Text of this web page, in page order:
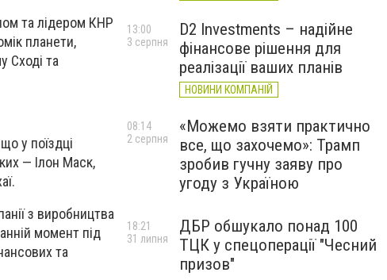
та лідером КНР
планети,
Сході та
у поїздці
— Ілон Маск,
з виробництва
момент під
та
D2 Investments – надійне
фінансове рішення для
реалізації ваших планів
НОВИНИ КОМПАНІЙ
13:00
3 серпня
«Можемо взяти практично
все, що захочемо»: Трамп
зробив гучну заяву про
угоду з Україною
08:14
2 серпня
ДБР обшукало понад 100
ТЦК у спецоперації "Чесний
призов"
18:21
31 липня